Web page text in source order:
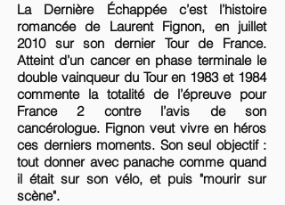
La Dernière Échappée c’est l’histoire
romancée de Laurent Fignon, en juillet
2010 sur son dernier Tour de France.
Atteint d’un cancer en phase terminale le
double vainqueur du Tour en 1983 et 1984
commente la totalité de l’épreuve pour
France 2 contre l’avis de son
cancérologue. Fignon veut vivre en héros
ces derniers moments. Son seul objectif :
tout donner avec panache comme quand
il était sur son vélo, et puis "mourir sur
scène".